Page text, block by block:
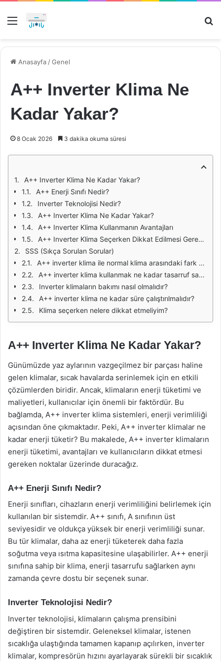
Menü
Anasayfa /Genel
A++ Inverter Klima Ne
Kadar Yakar?
8 Ocak 2026 3 dakika okuma süresi
A++ Inverter Klima Ne Kadar Yakar?
A++ Enerji Sınıfı Nedir?
Inverter Teknolojisi Nedir?
A++ Inverter Klima Ne Kadar Yakar?
A++ Inverter Klima Kullanmanın Avantajları
A++ Inverter Klima Seçerken Dikkat Edilmesi Gerekenler
SSS (Sıkça Sorulan Sorular)
A++ inverter klima ile normal klima arasındaki fark nedir?
A++ inverter klima kullanmak ne kadar tasarruf sağlar?
Inverter klimaların bakımı nasıl olmalıdır?
A++ inverter klima ne kadar süre çalıştırılmalıdır?
Klima seçerken nelere dikkat etmeliyim?
A++ Inverter Klima Ne Kadar Yakar?
Günümüzde yaz aylarının vazgeçilmez bir parçası haline
gelen klimalar, sıcak havalarda serinlemek için en etkili
çözümlerden biridir. Ancak, klimaların enerji tüketimi ve
maliyetleri, kullanıcılar için önemli bir faktördür. Bu
bağlamda, A++ inverter klima sistemleri, enerji verimliliği
açısından öne çıkmaktadır. Peki, A++ inverter klimalar ne
kadar enerji tüketir? Bu makalede, A++ inverter klimaların
enerji tüketimi, avantajları ve kullanıcıların dikkat etmesi
gereken noktalar üzerinde duracağız.
A++ Enerji Sınıfı Nedir?
Enerji sınıfları, cihazların enerji verimliliğini belirlemek için
kullanılan bir sistemdir. A++ sınıfı, A sınıfının üst
seviyesidir ve oldukça yüksek bir enerji verimliliği sunar.
Bu tür klimalar, daha az enerji tüketerek daha fazla
soğutma veya ısıtma kapasitesine ulaşabilirler. A++ enerji
sınıfına sahip bir klima, enerji tasarrufu sağlarken aynı
zamanda çevre dostu bir seçenek sunar.
Inverter Teknolojisi Nedir?
Inverter teknolojisi, klimaların çalışma prensibini
değiştiren bir sistemdir. Geleneksel klimalar, istenen
sıcaklığa ulaştığında tamamen kapanıp açılırken, inverter
klimalar, kompresörün hızını ayarlayarak sürekli bir sıcaklık